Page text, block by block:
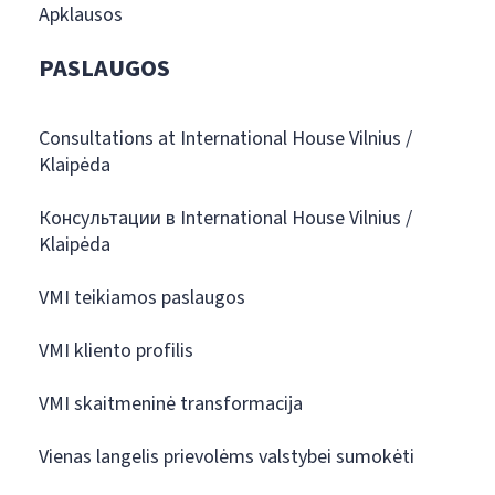
Apklausos
PASLAUGOS
Consultations at International House Vilnius /
Klaipėda
Консультации в International House Vilnius /
Klaipėda
VMI teikiamos paslaugos
VMI kliento profilis
VMI skaitmeninė transformacija
Vienas langelis prievolėms valstybei sumokėti